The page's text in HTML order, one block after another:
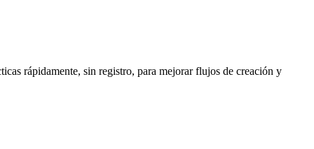
rápidamente, sin registro, para mejorar flujos de creación y